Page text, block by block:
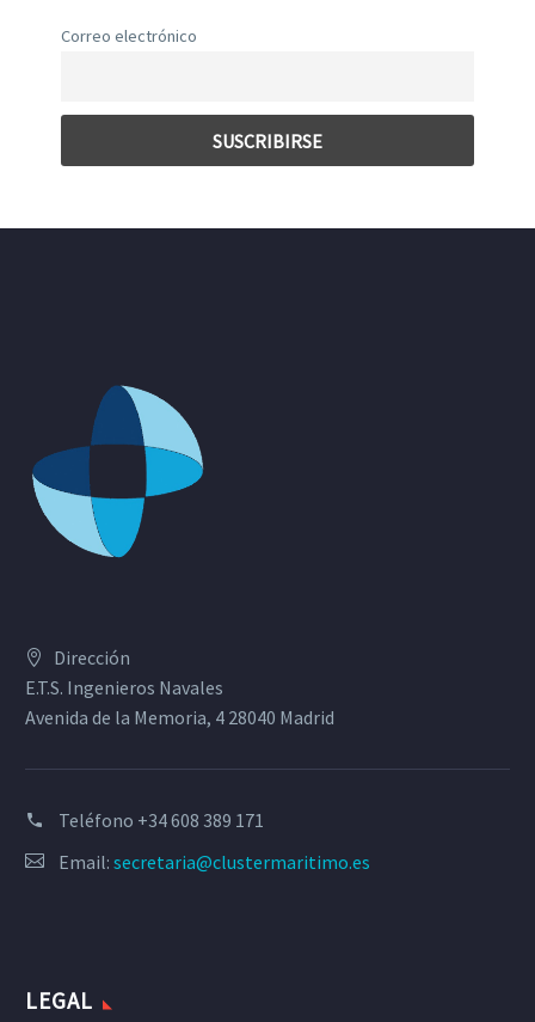
Correo electrónico
Dirección
E.T.S. Ingenieros Navales
Avenida de la Memoria, 4 28040 Madrid
Teléfono +34 608 389 171
Email: secretaria@clustermaritimo.es
LEGAL